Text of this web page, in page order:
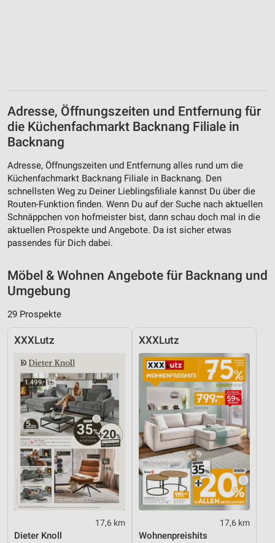
Adresse, Öffnungszeiten und Entfernung für
die Küchenfachmarkt Backnang Filiale in
Backnang
Adresse, Öffnungszeiten und Entfernung alles rund um die
Küchenfachmarkt Backnang Filiale in Backnang. Den
schnellsten Weg zu Deiner Lieblingsfiliale kannst Du über die
Routen-Funktion finden. Wenn Du auf der Suche nach aktuellen
Schnäppchen von hofmeister bist, dann schau doch mal in die
aktuellen Prospekte und Angebote. Da ist sicher etwas
passendes für Dich dabei.
Möbel & Wohnen Angebote für Backnang und
Umgebung
29 Prospekte
XXXLutz
17,6 km
Dieter Knoll
XXXLutz
17,6 km
Wohnenpreishits